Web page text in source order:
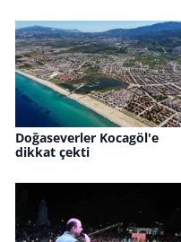
Doğaseverler Kocagöl'e
dikkat çekti